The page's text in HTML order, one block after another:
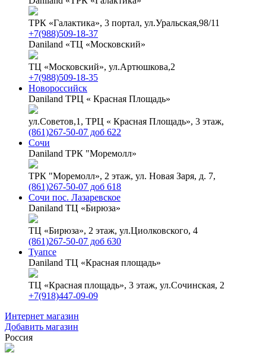
ТРК «Галактика», 3 портал, ул.Уральская,98/11
+7(988)509-18-37
Daniland «ТЦ «Московский»
ТЦ «Московский», ул.Артюшкова,2
+7(988)509-18-35
Новороссийск
Daniland ТРЦ « Красная Площадь»
ул.Советов,1, ТРЦ « Красная Площадь», 3 этаж,
(861)267-50-07 доб 622
Сочи
Daniland ТРК "Моремолл»
ТРК "Моремолл», 2 этаж, ул. Новая Заря, д. 7,
(861)267-50-07 доб 618
Сочи пос. Лазаревское
Daniland ТЦ «Бирюза»
ТЦ «Бирюза», 2 этаж, ул.Циолковского, 4
(861)267-50-07 доб 630
Туапсе
Daniland ТЦ «Красная площадь»
ТЦ «Красная площадь», 3 этаж, ул.Сочинская, 2
+7(918)447-09-09
Интернет магазин
Добавить магазин
Россия